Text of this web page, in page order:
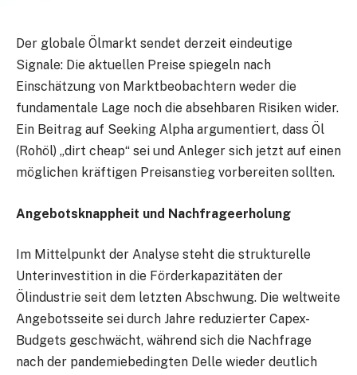
Der globale Ölmarkt sendet derzeit eindeutige
Signale: Die aktuellen Preise spiegeln nach
Einschätzung von Marktbeobachtern weder die
fundamentale Lage noch die absehbaren Risiken wider.
Ein Beitrag auf Seeking Alpha argumentiert, dass Öl
(Rohöl) „dirt cheap“ sei und Anleger sich jetzt auf einen
möglichen kräftigen Preisanstieg vorbereiten sollten.
Angebotsknappheit und Nachfrageerholung
Im Mittelpunkt der Analyse steht die strukturelle
Unterinvestition in die Förderkapazitäten der
Ölindustrie seit dem letzten Abschwung. Die weltweite
Angebotsseite sei durch Jahre reduzierter Capex-
Budgets geschwächt, während sich die Nachfrage
nach der pandemiebedingten Delle wieder deutlich